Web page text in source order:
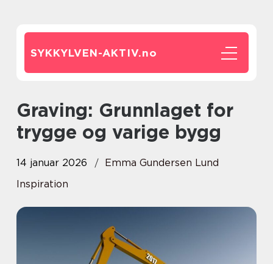
SYKKYLVEN-AKTIV.no
Graving: Grunnlaget for
trygge og varige bygg
14 januar 2026
Emma Gundersen Lund
Inspiration